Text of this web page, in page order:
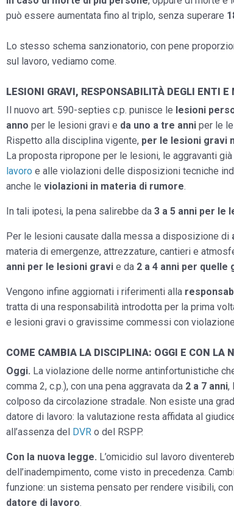
può essere aumentata fino al triplo, senza superare
Lo stesso schema sanzionatorio, con pene
sul lavoro, vediamo come.
LESIONI GRAVI, RESPONSABILITÀ DEGLI ENTI E
Il nuovo art. 590-septies c.p. punisce le lesioni
anno per le lesioni gravi e da uno a tre anni per le
Rispetto alla disciplina vigente, per le lesioni gravi
La proposta ripropone per le lesioni, le aggravanti
lavoro e alle violazioni delle disposizioni tecniche
anche le violazioni in materia di rumore.
In tali ipotesi, la pena salirebbe da 3 a 5 anni per le
Per le lesioni causate dalla messa a disposizione di
materia di emergenze, attrezzature, cantieri e
anni per le lesioni gravi e da 2 a 4 anni per quelle
Vengono infine aggiornati i riferimenti alla
tratta di una responsabilità introdotta per la prima
e lesioni gravi o gravissime commessi con
COME CAMBIA LA DISCIPLINA: OGGI E CON LA
Oggi. La violazione delle norme antinfortunistiche
comma 2, c.p.), con una pena aggravata da 2 a 7 anni,
colposo da circolazione stradale. Non esiste una
datore di lavoro: la valutazione resta affidata al
all’assenza del DVR o del RSPP.
Con la nuova legge. L’omicidio sul lavoro
dell’inadempimento, come visto in precedenza.
funzione: un sistema pensato per rendere visibili,
datore di lavoro.